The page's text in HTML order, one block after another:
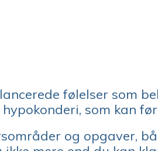
følelser som
som kan
og opgaver,